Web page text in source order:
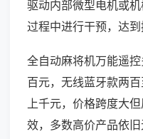
驱动内部微型电机或
过程中进行干预，达到
全自动麻将机万能遥
百元，无线蓝牙款两
上千元，价格跨度大
效，多数高价产品依旧